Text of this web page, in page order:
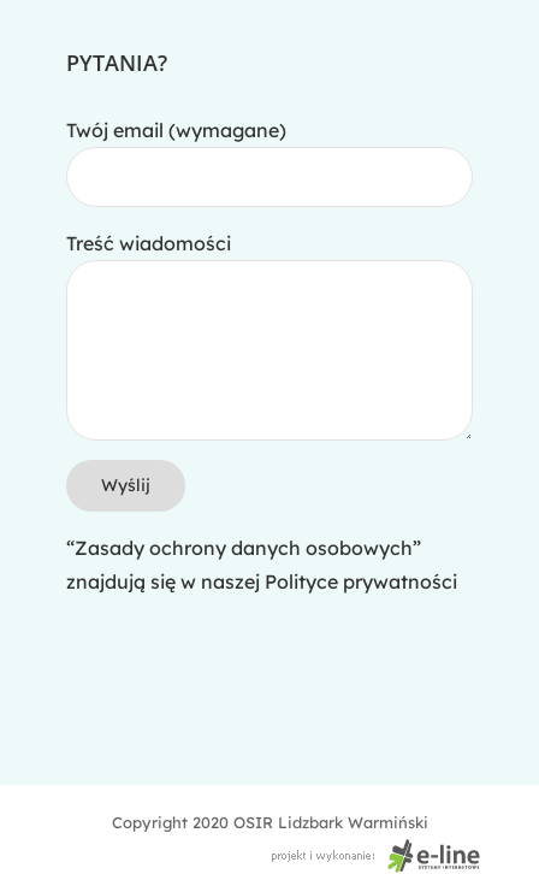
PYTANIA?
Twój email (wymagane)
Treść wiadomości
“Zasady ochrony danych osobowych”
znajdują się w naszej Polityce prywatności
Copyright 2020 OSIR Lidzbark Warmiński